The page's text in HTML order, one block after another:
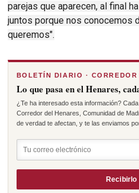
parejas que aparecen, al final
juntos porque nos conocemos
queremos".
BOLETÍN DIARIO · CORREDOR
Lo que pasa en el Henares,
¿Te ha interesado esta información?
Corredor del Henares, Comunidad de
de verdad te afectan, y te las enviamos
Recibirlo